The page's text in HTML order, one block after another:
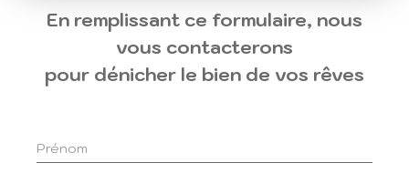
En remplissant ce formulaire, nous
vous contacterons
pour dénicher le bien de vos rêves
Prénom